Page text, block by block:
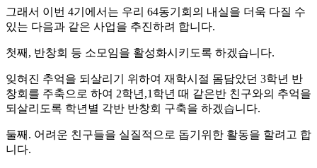
그래서 이번 4기에서는 우리 64동기회의 내실을 더욱 다질 수
있는 다음과 같은 사업을 추진하려 합니다.
첫째, 반창회 등 소모임을 활성화시키도록 하겠습니다.
잊혀진 추억을 되살리기 위하여 재학시절 몸담았던 3학년 반
창회를 주축으로 하여 2학년,1학년 때 같은반 친구와의 추억을
되살리도록 학년별 각반 반창회 구축을 하겠습니다.
둘째. 어려운 친구들을 실질적으로 돕기위한 활동을 할려고 합
니다.